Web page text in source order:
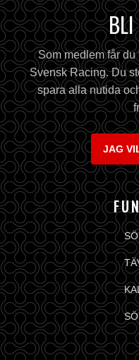
BLI
Som medlem får
Svensk Racing. Du
spara alla nutida
JAG